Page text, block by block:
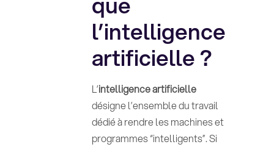
l’intelligence
artificielle ?
L’intelligence artificielle
désigne l’ensemble du travail
dédié à rendre les machines et
programmes “intelligents”. Si